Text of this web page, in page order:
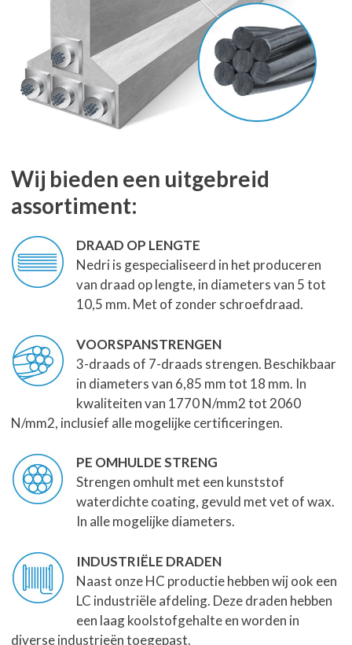
Wij bieden een uitgebreid
assortiment:
DRAAD OP LENGTE
Nedri is gespecialiseerd in het produceren
van draad op lengte, in diameters van 5 tot
10,5 mm. Met of zonder schroefdraad.
VOORSPANSTRENGEN
3-draads of 7-draads strengen. Beschikbaar
in diameters van 6,85 mm tot 18 mm. In
kwaliteiten van 1770 N/mm2 tot 2060
N/mm2, inclusief alle mogelijke certificeringen.
PE OMHULDE STRENG
Strengen omhult met een kunststof
waterdichte coating, gevuld met vet of wax.
In alle mogelijke diameters.
INDUSTRIËLE DRADEN
Naast onze HC productie hebben wij ook een
LC industriële afdeling. Deze draden hebben
een laag koolstofgehalte en worden in
diverse industrieën toegepast.